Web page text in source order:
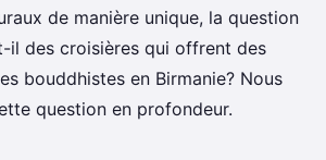
min de lecture
de manière unique, la question
il des croisières qui offrent des
bouddhistes en Birmanie? Nous
question en profondeur.